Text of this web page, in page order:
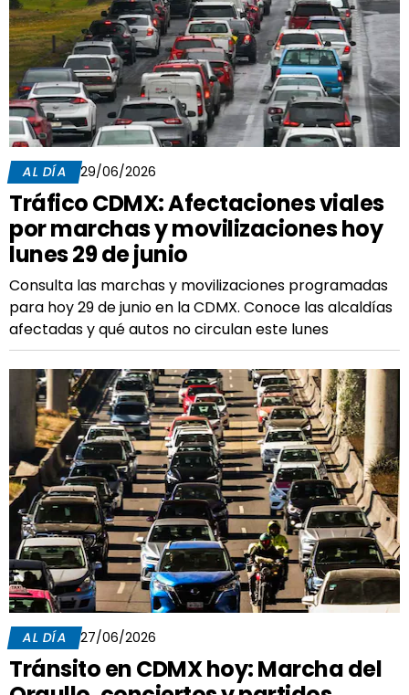
AL DÍA 29/06/2026
Tráfico CDMX: Afectaciones viales
por marchas y movilizaciones hoy
lunes 29 de junio
Consulta las marchas y movilizaciones programadas
para hoy 29 de junio en la CDMX. Conoce las alcaldías
afectadas y qué autos no circulan este lunes
AL DÍA 27/06/2026
Tránsito en CDMX hoy: Marcha del